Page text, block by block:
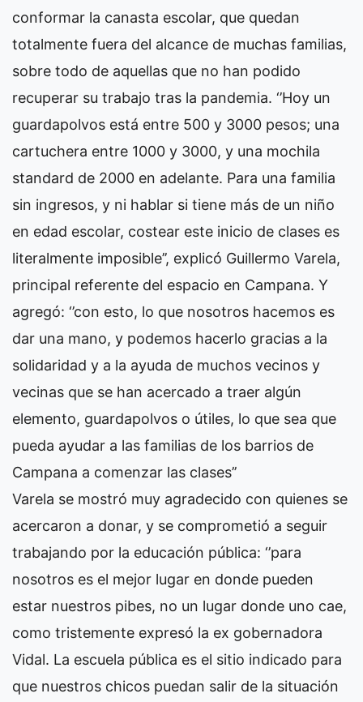
conformar la canasta escolar, que quedan
totalmente fuera del alcance de muchas familias,
sobre todo de aquellas que no han podido
recuperar su trabajo tras la pandemia. ‘’Hoy un
guardapolvos está entre 500 y 3000 pesos; una
cartuchera entre 1000 y 3000, y una mochila
standard de 2000 en adelante. Para una familia
sin ingresos, y ni hablar si tiene más de un niño
en edad escolar, costear este inicio de clases es
literalmente imposible’’, explicó Guillermo Varela,
principal referente del espacio en Campana. Y
agregó: ‘’con esto, lo que nosotros hacemos es
dar una mano, y podemos hacerlo gracias a la
solidaridad y a la ayuda de muchos vecinos y
vecinas que se han acercado a traer algún
elemento, guardapolvos o útiles, lo que sea que
pueda ayudar a las familias de los barrios de
Campana a comenzar las clases’’
Varela se mostró muy agradecido con quienes se
acercaron a donar, y se comprometió a seguir
trabajando por la educación pública: ‘’para
nosotros es el mejor lugar en donde pueden
estar nuestros pibes, no un lugar donde uno cae,
como tristemente expresó la ex gobernadora
Vidal. La escuela pública es el sitio indicado para
que nuestros chicos puedan salir de la situación